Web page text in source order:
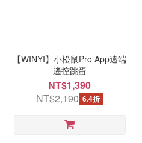
【WINYI】小松鼠Pro App遠端
遙控跳蛋
NT$1,390
NT$2,190 6.4折